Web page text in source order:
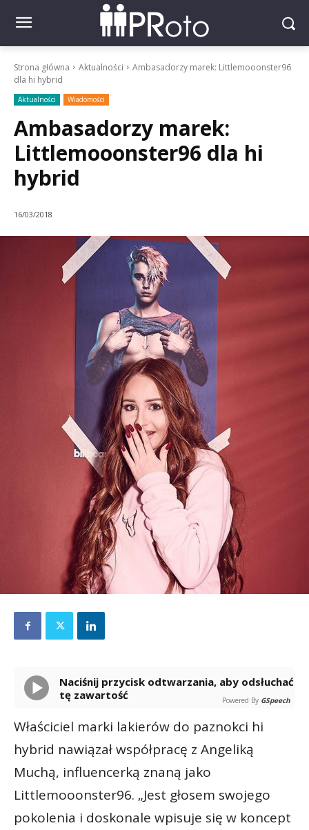
Strona główna Aktualności
Ambasadorzy marek: Littlemooonster96
dla hi hybrid
Aktualności Wiadomości
Ambasadorzy marek:
Littlemooonster96 dla hi
hybrid
16/03/2018
Naciśnij przycisk odtwarzania, aby odsłuchać
tę zawartość
Powered By GSpeech
Właściciel marki lakierów do paznokci hi
hybrid nawiązał współpracę z Angeliką
Muchą, influencerką znaną jako
Littlemooonster96. „Jest głosem swojego
pokolenia i doskonale wpisuje się w koncept